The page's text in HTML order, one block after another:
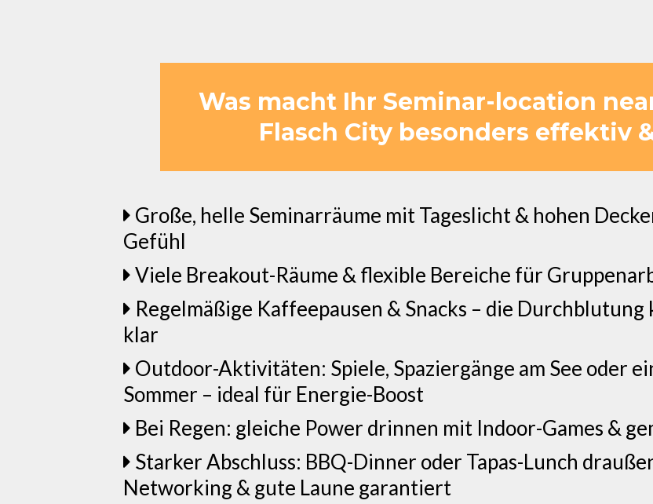
Was macht Ihr Seminar-location
Flasch City besonders effektiv
Große, helle Seminarräume mit Tageslicht & hohen
Gefühl
Viele Breakout-Räume & flexible Bereiche für
Regelmäßige Kaffeepausen & Snacks – die
klar
Outdoor-Aktivitäten: Spiele, Spaziergänge am See oder
Sommer – ideal für Energie-Boost
Bei Regen: gleiche Power drinnen mit Indoor-Games &
Starker Abschluss: BBQ-Dinner oder Tapas-Lunch
Networking & gute Laune garantiert